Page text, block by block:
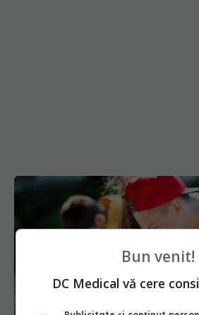
Bun venit!
DC Medical vă cere